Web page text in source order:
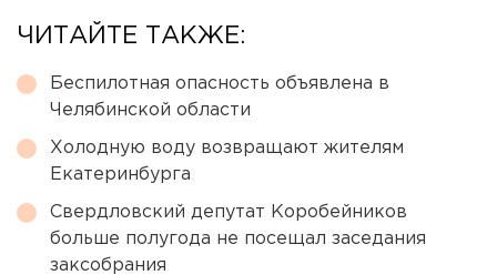
ЧИТАЙТЕ ТАКЖЕ:
Беспилотная опасность объявлена в
Челябинской области
Холодную воду возвращают жителям
Екатеринбурга
Свердловский депутат Коробейников
больше полугода не посещал заседания
заксобрания